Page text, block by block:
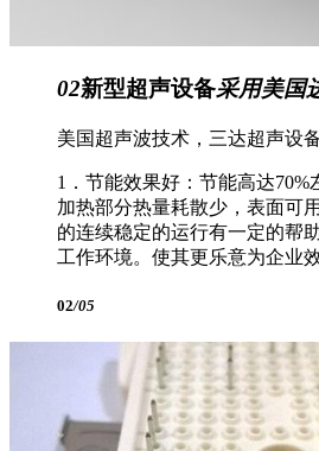
02新型超声设备采用美国
美国超声波技术，三达超声设
1．节能效果好：节能高达70%
加热部分热量耗散少，表面可
的连续稳定的运行有一定的帮
工作环境。使其更乐意为企业
02/05